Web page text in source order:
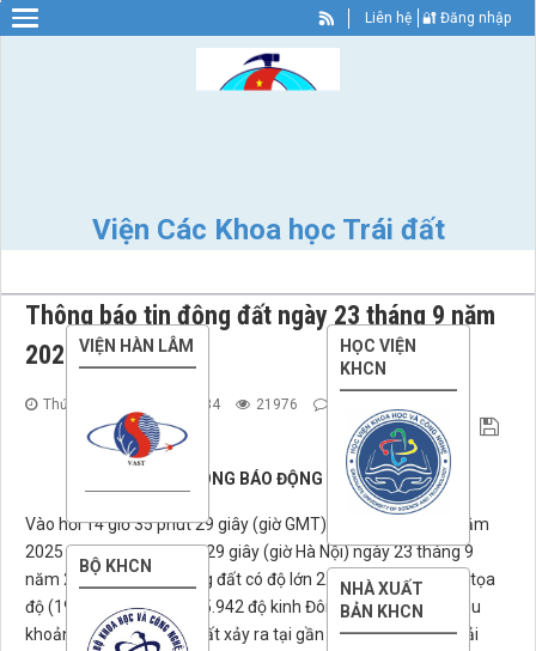
Warning: Constant WP_SITEURL already defined in
/home/nhigvyzu/ies.vast.gov/wp-config.php
Viện Các Khoa học Trái đất
Liên hệ 🔐 Đăng nhập
Thông báo tin động đất ngày 23 tháng 9 năm
2025 (Trận 2)
Thứ Ba - 23/09/2025 23:34 21976
THÔNG BÁO ĐỘNG ĐẤT
Vào hồi 14 giờ 35 phút 29 giây (giờ GMT) ngày 23 tháng 9 năm
2025 tức 21 giờ 35 phút 29 giây (giờ Hà Nội) ngày 23 tháng 9
năm 2025 một trận động đất có độ lớn 2.9 xảy ra tại vị trí có tọa
độ (19.376 độ vĩ Bắc, 105.942 độ kinh Đông), độ sâu chấn tiêu
khoảng 16.0 km. Động đất xảy ra tại gần Hòn Mê, phường Hải
VIỆN HÀN LÂM
BỘ KHCN
HỌC VIỆN
KHCN
NHÀ XUẤT
BẢN KHCN